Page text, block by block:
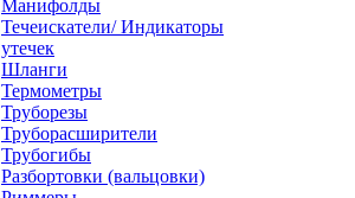
Манифолды
Течеискатели/ Индикаторы
утечек
Шланги
Термометры
Труборезы
Труборасширители
Трубогибы
Разбортовки (вальцовки)